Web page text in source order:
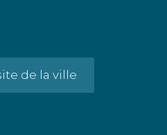
de la ville